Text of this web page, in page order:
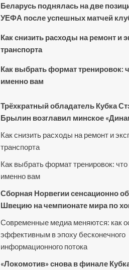
Беларусь поднялась на две
УЕФА после успешных матчей
Как снизить расходы на ремонт и
транспорта
Как выбрать формат тренировок:
именно вам
Трёхкратный обладатель Кубка
Брылин возглавил минское
Как снизить расходы на ремонт и
транспорта
Как выбрать формат тренировок:
именно вам
Сборная Норвегии сенсационно
Швецию на чемпионате мира по
Современные медиа меняются: как
эффективным в эпоху бесконечного
информационного потока
«Локомотив» снова в финале